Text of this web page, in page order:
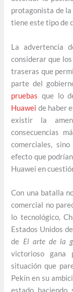
protagonista de
tiene este tipo de
La advertencia
considerar que
traseras que
parte del
pruebas que lo
Huawei de haber
existir la
consecuencias
comerciales, sino
efecto que
Huawei en
Con una batalla
comercial no
lo tecnológico,
Estados Unidos
de El arte de la
victorioso gana
situación que
Pekín en su